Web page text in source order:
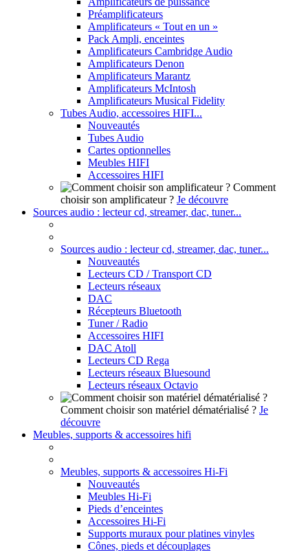
Préamplificateurs
Amplificateurs « Tout en un »
Pack Ampli, enceintes
Amplificateurs Cambridge Audio
Amplificateurs Denon
Amplificateurs Marantz
Amplificateurs McIntosh
Amplificateurs Musical Fidelity
Tubes Audio, accessoires HIFI...
Nouveautés
Tubes Audio
Cartes optionnelles
Meubles HIFI
Accessoires HIFI
Comment
choisir son amplificateur ? Je découvre
Sources audio : lecteur cd, streamer, dac, tuner...
Sources audio : lecteur cd, streamer, dac, tuner...
Nouveautés
Lecteurs CD / Transport CD
Lecteurs réseaux
DAC
Récepteurs Bluetooth
Tuner / Radio
Accessoires HIFI
DAC Atoll
Lecteurs CD Rega
Lecteurs réseaux Bluesound
Lecteurs réseaux Octavio
Comment choisir son matériel dématérialisé ? Je
découvre
Meubles, supports & accessoires hifi
Meubles, supports & accessoires Hi-Fi
Nouveautés
Meubles Hi-Fi
Pieds d’enceintes
Accessoires Hi-Fi
Supports muraux pour platines vinyles
Cônes, pieds et découplages